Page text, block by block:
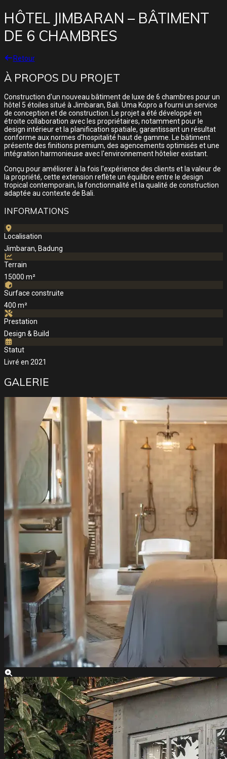
HÔTEL JIMBARAN – BÂTIMENT
DE 6 CHAMBRES
Retour
À PROPOS DU PROJET
Construction d'un nouveau bâtiment de luxe de 6 chambres pour un
hôtel 5 étoiles situé à Jimbaran, Bali. Uma Kopro a fourni un service
de conception et de construction. Le projet a été développé en
étroite collaboration avec les propriétaires, notamment pour le
design intérieur et la planification spatiale, garantissant un résultat
conforme aux normes d'hospitalité haut de gamme. Le bâtiment
présente des finitions premium, des agencements optimisés et une
intégration harmonieuse avec l'environnement hôtelier existant.
Conçu pour améliorer à la fois l'expérience des clients et la valeur de
la propriété, cette extension reflète un équilibre entre le design
tropical contemporain, la fonctionnalité et la qualité de construction
adaptée au contexte de Bali.
INFORMATIONS
Localisation
Jimbaran, Badung
Terrain
15000 m²
Surface construite
400 m²
Prestation
Design & Build
Statut
Livré en 2021
GALERIE